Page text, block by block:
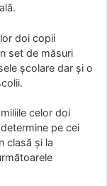
doi copii
set de măsuri
școlare dar și o
celor doi
pe cei
clasă și la